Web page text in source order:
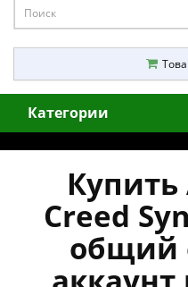
Категории
Купить
Creed
общий